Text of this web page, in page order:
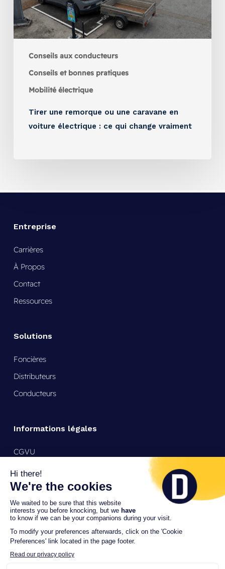
Conseils aux conducteurs
Conseils et bonnes pratiques
Mobilité électrique
Tirer une remorque ou une caravane en
voiture électrique : ce qui change vraiment
Entreprise
Carrières
À Propos
Contact
Ressources
Solutions
Foncières
Distributeurs
Conducteurs
Informations légales
CGVU
Mentions légales
Politique de confidentialité
Support
24/7
+33 9 72 56 26 80